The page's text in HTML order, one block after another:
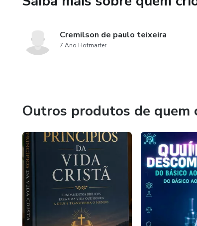
e na sua rotina!
🛑 CHEGA DE
Muitas pessoas
Cremilson de paulo teixeira
7 Ano Hotmarter
Outros produtos de quem